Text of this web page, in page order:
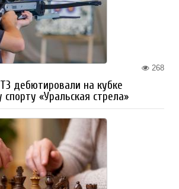
268
дебютировали на кубке
«Уральская стрела»